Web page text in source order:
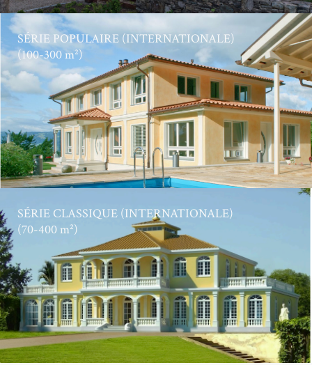
SÉRIE POPULAIRE (INTERNATIONALE)
(100-300 m²)
SÉRIE CLASSIQUE (INTERNATIONALE)
(70-400 m²)